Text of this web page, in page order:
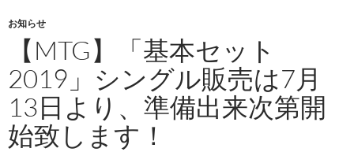
お知らせ
【MTG】「基本セット
2019」シングル販売は7月
13日より、準備出来次第開
始致します！